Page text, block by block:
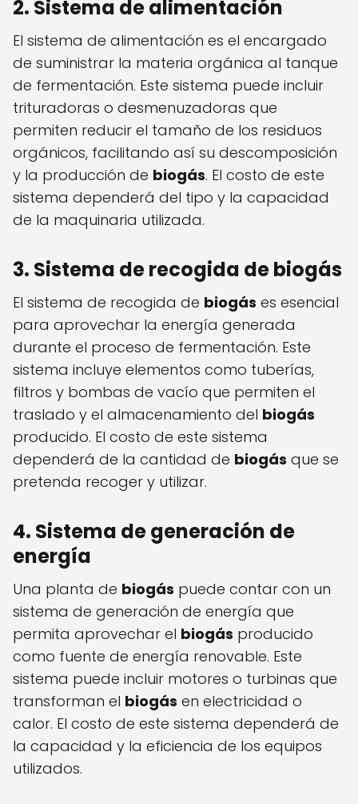
2. Sistema de alimentación
El sistema de alimentación es el encargado
de suministrar la materia orgánica al tanque
de fermentación. Este sistema puede incluir
trituradoras o desmenuzadoras que
permiten reducir el tamaño de los residuos
orgánicos, facilitando así su descomposición
y la producción de biogás. El costo de este
sistema dependerá del tipo y la capacidad
de la maquinaria utilizada.
3. Sistema de recogida de biogás
El sistema de recogida de biogás es esencial
para aprovechar la energía generada
durante el proceso de fermentación. Este
sistema incluye elementos como tuberías,
filtros y bombas de vacío que permiten el
traslado y el almacenamiento del biogás
producido. El costo de este sistema
dependerá de la cantidad de biogás que se
pretenda recoger y utilizar.
4. Sistema de generación de
energía
Una planta de biogás puede contar con un
sistema de generación de energía que
permita aprovechar el biogás producido
como fuente de energía renovable. Este
sistema puede incluir motores o turbinas que
transforman el biogás en electricidad o
calor. El costo de este sistema dependerá de
la capacidad y la eficiencia de los equipos
utilizados.